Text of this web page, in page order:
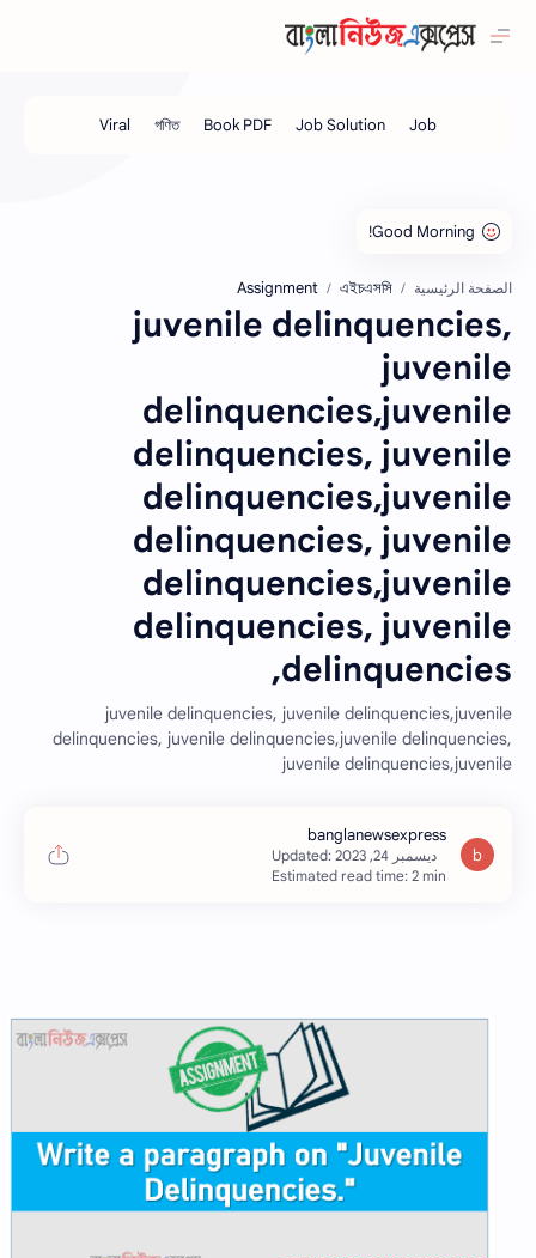
الصفحة الرئيسية Assignment এইচএসসি
juvenile delinquencies,
juvenile
delinquencies,juvenile
delinquencies, juvenile
delinquencies,juvenile
delinquencies, juvenile
delinquencies,juvenile
delinquencies, juvenile
delinquencies,
juvenile delinquencies, juvenile delinquencies,juvenile
delinquencies, juvenile delinquencies,juvenile delinquencies,
juvenile delinquencies,juvenile
Estimated read time: 2 min